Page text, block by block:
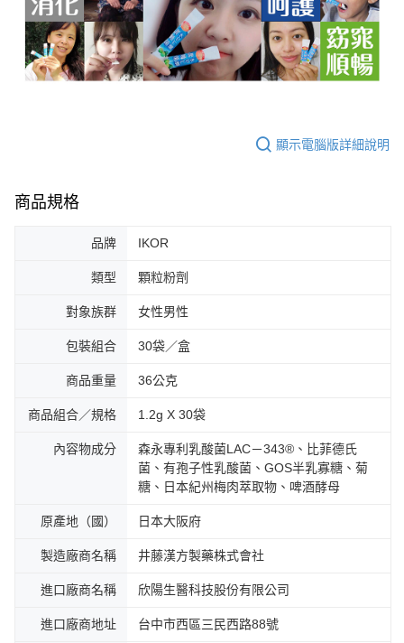
顯示電腦版詳細說明
商品規格
品牌 IKOR
類型 顆粒粉劑
對象族群 女性男性
包裝組合 30袋／盒
商品重量 36公克
商品組合／規格 1.2g X 30袋
內容物成分
森永專利乳酸菌LAC－343®、比菲德氏
菌、有孢子性乳酸菌、GOS半乳寡糖、菊
糖、日本紀州梅肉萃取物、啤酒酵母
原產地（國） 日本大阪府
製造廠商名稱 井藤漢方製藥株式會社
進口廠商名稱 欣陽生醫科技股份有限公司
進口廠商地址 台中市西區三民西路88號